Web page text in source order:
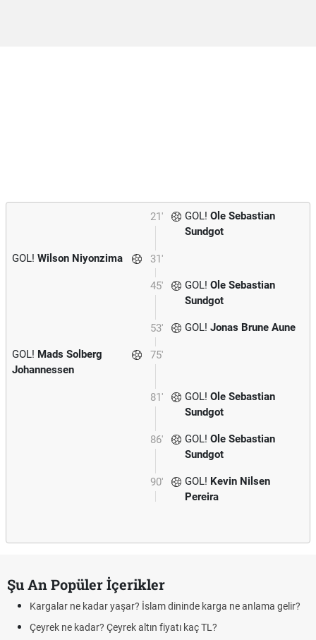
21' GOL! Ole Sebastian
Sundgot
31'
GOL! Wilson Niyonzima
45' GOL! Ole Sebastian
Sundgot
53' GOL! Jonas Brune Aune
75'
GOL! Mads Solberg
Johannessen
81' GOL! Ole Sebastian
Sundgot
86' GOL! Ole Sebastian
Sundgot
90' GOL! Kevin Nilsen
Pereira
Şu An Popüler İçerikler
Kargalar ne kadar yaşar? İslam dininde karga ne anlama gelir?
Çeyrek ne kadar? Çeyrek altın fiyatı kaç TL?